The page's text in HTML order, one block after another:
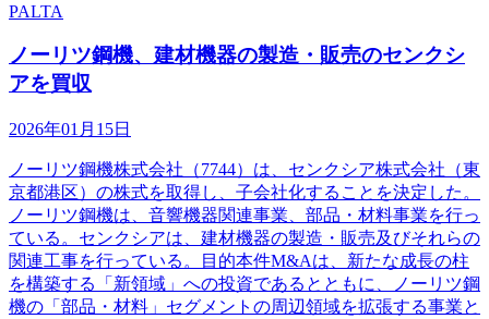
PALTA
ノーリツ鋼機、建材機器の製造・販売のセンクシ
アを買収
2026年01月15日
ノーリツ鋼機株式会社（7744）は、センクシア株式会社（東
京都港区）の株式を取得し、子会社化することを決定した。
ノーリツ鋼機は、音響機器関連事業、部品・材料事業を行っ
ている。センクシアは、建材機器の製造・販売及びそれらの
関連工事を行っている。目的本件M&Aは、新たな成長の柱
を構築する「新領域」への投資であるとともに、ノーリツ鋼
機の「部品・材料」セグメントの周辺領域を拡張する事業と